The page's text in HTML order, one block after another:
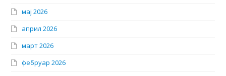
мај 2026
април 2026
март 2026
фебруар 2026